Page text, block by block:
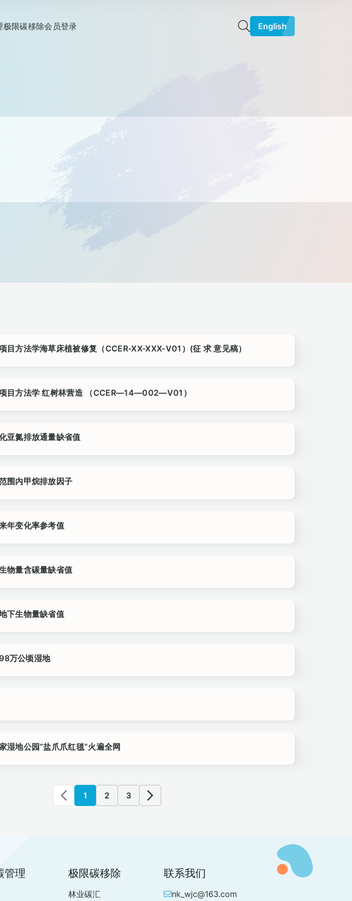
极限碳移除会员登录 English
目方法学海草床植被修复（CCER-XX-XXX-V01）(征 求 意见稿）
目方法学 红树林营造 （CCER—14—002—V01）
亚氮排放通量缺省值
围内甲烷排放因子
年变化率参考值
物量含碳量缺省值
下生物量缺省值
万公顷湿地
湿地公园“盐爪爪红毯”火遍全网
1 2 3
管理 极限碳移除
林业碳汇
联系我们
nk_wjc@163.com